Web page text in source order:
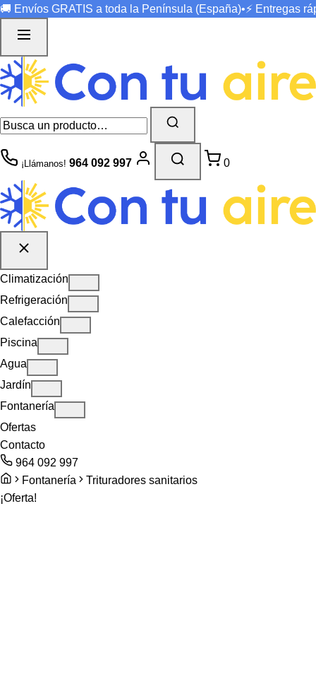
🚚 Envíos GRATIS a toda la Península (España)•⚡ Entregas
¡Llámanos! 964 092 997 0
Climatización
Refrigeración
Calefacción
Piscina
Agua
Jardín
Fontanería
Ofertas
Contacto
964 092 997
Fontanería
Trituradores sanitarios
¡Oferta!